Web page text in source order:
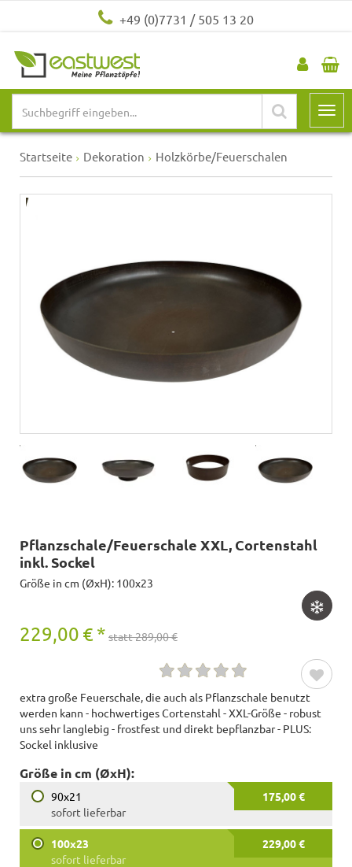
+49 (0)7731 / 505 13 20
Startseite Dekoration Holzkörbe/Feuerschalen
Pflanzschale/Feuerschale XXL, Cortenstahl
inkl. Sockel
Größe in cm (ØxH): 100x23
229,00 € * statt 289,00 €
extra große Feuerschale, die auch als Pflanzschale benutzt
werden kann - hochwertiges Cortenstahl - XXL-Größe - robust
uns sehr langlebig - frostfest und direkt bepflanzbar - PLUS:
Sockel inklusive
Größe in cm (ØxH):
90x21
175,00 €
sofort lieferbar
100x23
229,00 €
sofort lieferbar